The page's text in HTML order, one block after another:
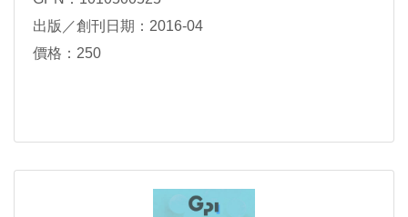
出版／創刊日期：2016-04
價格：250